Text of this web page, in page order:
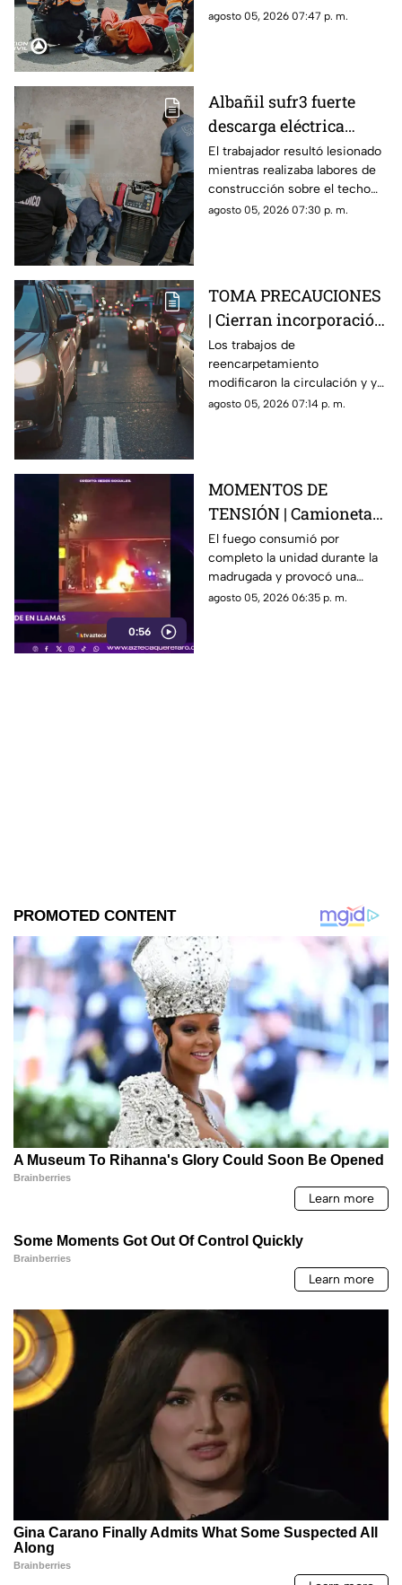
antes de trasladarlo a un
agosto 05, 2026 07:47 p. m.
Albañil sufr3 fuerte
descarga eléctrica
mientras trabajaba en
una azotea de San José
Buenavista
El trabajador resultó lesionado
mientras realizaba labores de
construcción sobre el techo
de una vivienda y tuvo que
agosto 05, 2026 07:30 p. m.
TOMA PRECAUCIONES
| Cierran incorporación
hacia la carretera 57;
esta es la zona afectada
Los trabajos de
reencarpetamiento
modificaron la circulación y ya
generan carga vehicular en el
agosto 05, 2026 07:14 p. m.
0:56
MOMENTOS DE
TENSIÓN | Camioneta
termina calcinada
sobre avenida
Constituyentes; así se
vivió el momento
El fuego consumió por
completo la unidad durante la
madrugada y provocó una
intensa movilización en una de
agosto 05, 2026 06:35 p. m.